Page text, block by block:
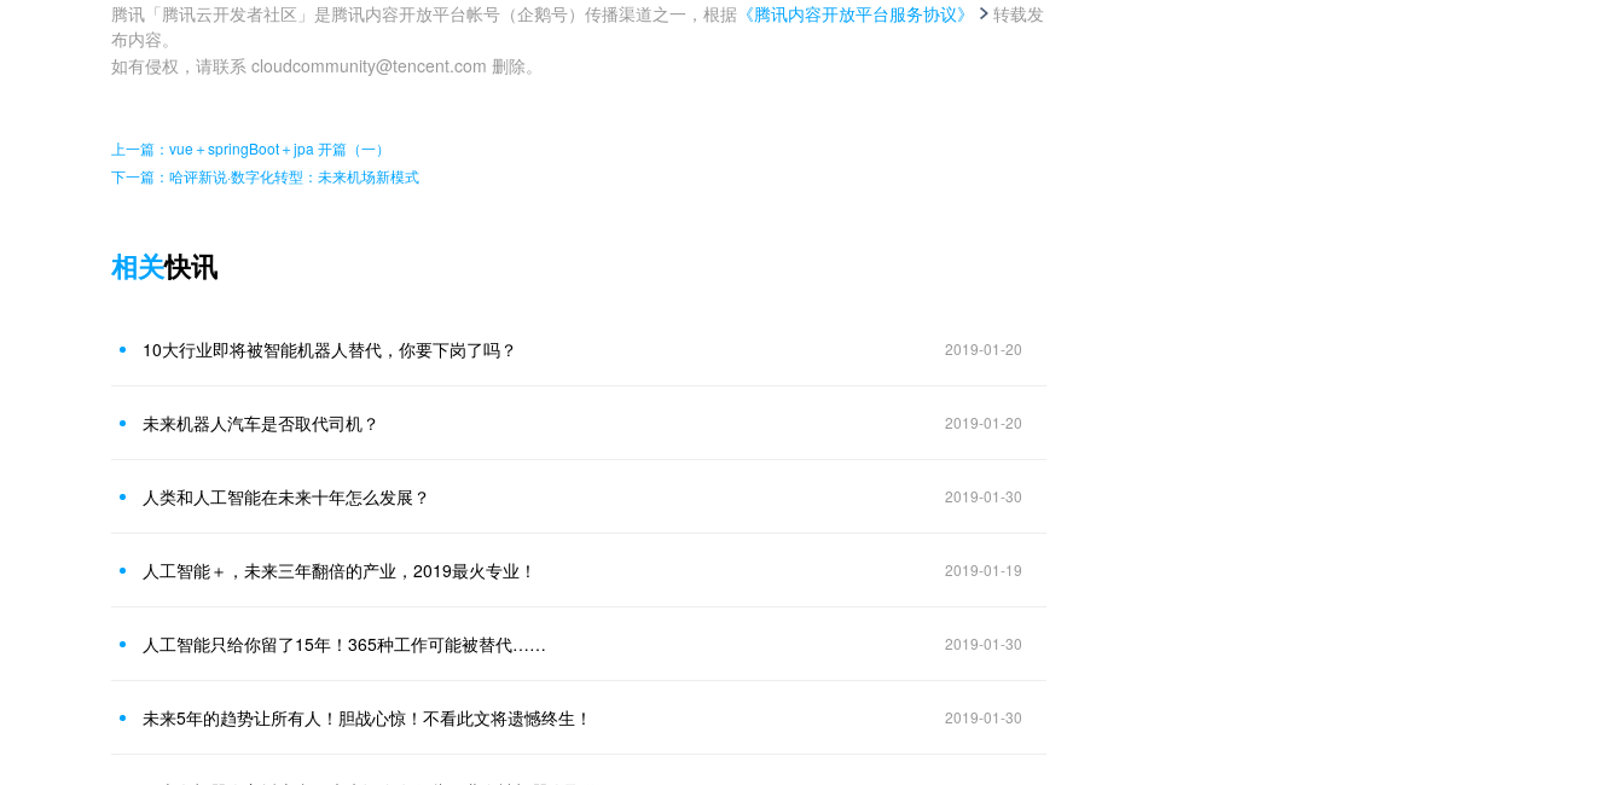
腾讯「腾讯云开发者社区」是腾讯内容开放平台帐号（企鹅号）传播渠道之一，根据 《腾讯内容开放平台服务协议》
转载发
布内容。
如有侵权，请联系 cloudcommunity@tencent.com 删除。
上一篇：vue＋springBoot＋jpa 开篇（一）
下一篇：哈评新说·数字化转型：未来机场新模式
相关快讯
10大行业即将被智能机器人替代，你要下岗了吗？ 2019-01-20
未来机器人汽车是否取代司机？ 2019-01-20
人类和人工智能在未来十年怎么发展？ 2019-01-30
人工智能＋，未来三年翻倍的产业，2019最火专业！ 2019-01-19
人工智能只给你留了15年！365种工作可能被替代…… 2019-01-30
未来5年的趋势让所有人！胆战心惊！不看此文将遗憾终生！ 2019-01-30